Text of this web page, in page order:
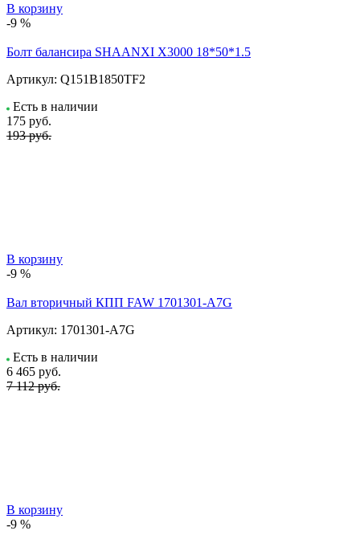
В корзину
-9 %
Болт балансира SHAANXI Х3000 18*50*1.5
Артикул: Q151B1850TF2
Есть в наличии
175 руб.
193 руб.
В корзину
-9 %
Вал вторичный КПП FAW 1701301-A7G
Артикул: 1701301-A7G
Есть в наличии
6 465 руб.
7 112 руб.
В корзину
-9 %